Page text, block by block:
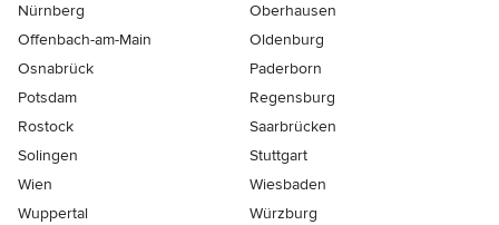
Nürnberg
Oberhausen
Offenbach-am-Main
Oldenburg
Osnabrück
Paderborn
Potsdam
Regensburg
Rostock
Saarbrücken
Solingen
Stuttgart
Wien
Wiesbaden
Wuppertal
Würzburg